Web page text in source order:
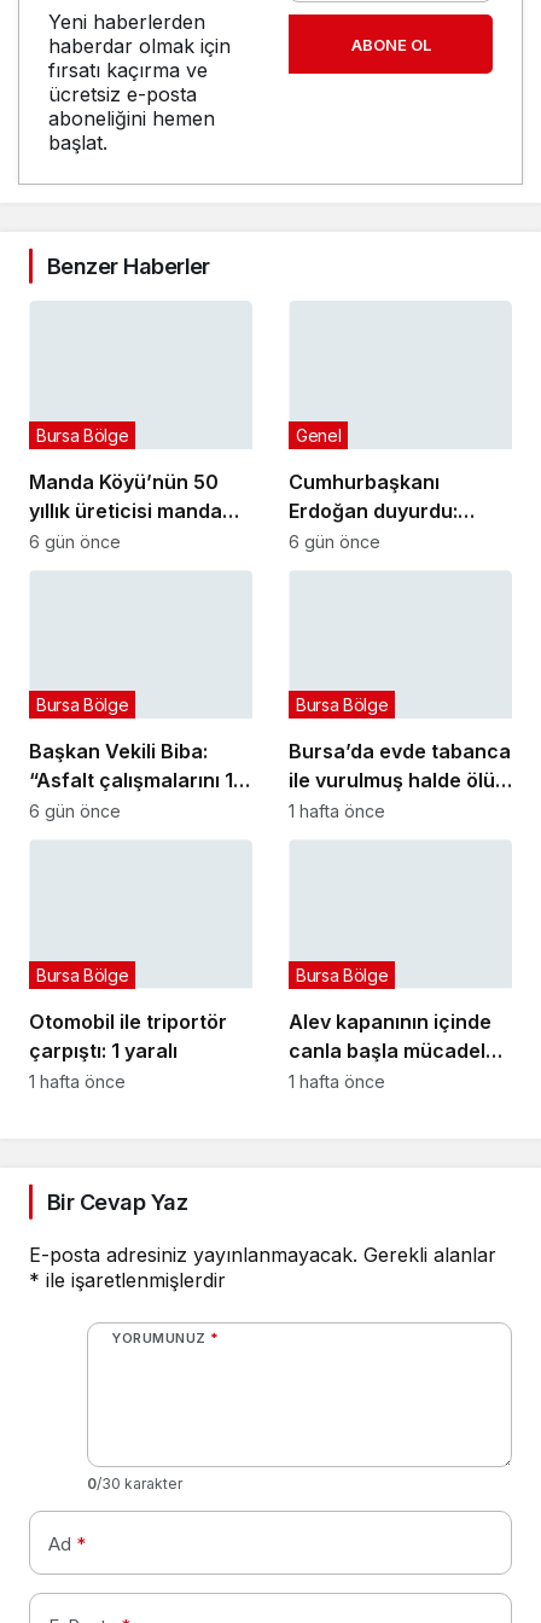
Yeni haberlerden
haberdar olmak için
fırsatı kaçırma ve
ücretsiz e-posta
aboneliğini hemen
başlat.
ABONE OL
Benzer Haberler
Manda Köyü’nün 50
yıllık üreticisi manda
sucuğu ve yoğurduyla
fark oluşturdu
Bursa Bölge
6 gün önce
Cumhurbaşkanı
Erdoğan duyurdu:
Kiralık sosyal konut
projesi eylülde başlıyor
Genel
6 gün önce
Başkan Vekili Biba:
“Asfalt çalışmalarını 12
kat artırdık”
Bursa Bölge
6 gün önce
Bursa’da evde tabanca
ile vurulmuş halde ölü
bulundu
Bursa Bölge
1 hafta önce
Otomobil ile triportör
çarpıştı: 1 yaralı
Bursa Bölge
1 hafta önce
Alev kapanının içinde
canla başla mücadele
ettiler:
Bursa Bölge
1 hafta önce
Bir Cevap Yaz
E-posta adresiniz yayınlanmayacak. Gerekli alanlar
* ile işaretlenmişlerdir
YORUMUNUZ *
0/30 karakter
Ad *